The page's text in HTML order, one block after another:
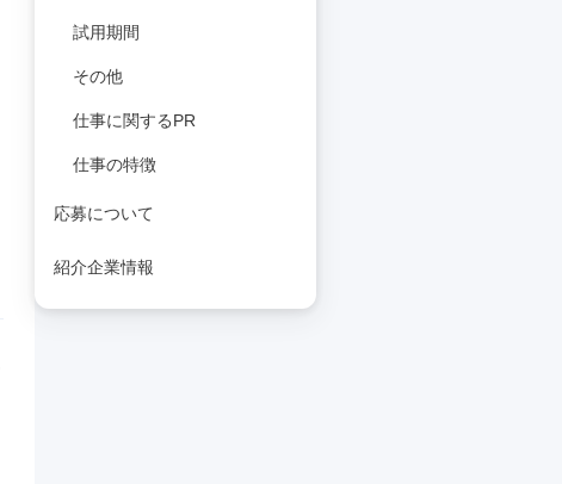
試用期間
その他
仕事に関するPR
仕事の特徴
応募について
紹介企業情報